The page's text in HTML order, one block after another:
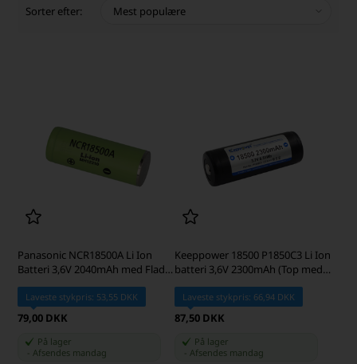
Sorter efter:
Panasonic NCR18500A Li Ion
Batteri 3,6V 2040mAh med Flad
Laveste stykpris: 53,55 DKK
79,00 DKK
På lager
Afsendes mandag
Keeppower 18500 P1850C3 Li Ion
batteri 3,6V 2300mAh (Top med
Laveste stykpris: 66,94 DKK
87,50 DKK
På lager
Afsendes mandag